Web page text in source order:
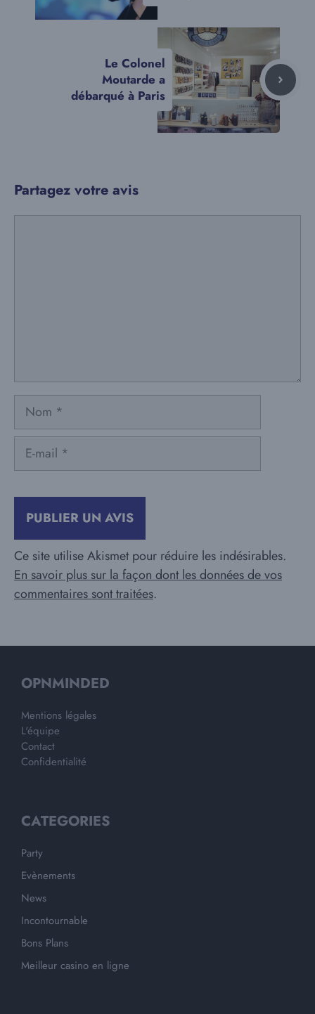
Le Colonel
Moutarde a
débarqué à Paris
Partagez votre avis
Nom
mail
Ce site utilise Akismet pour réduire les indésirables.
En savoir plus sur la façon dont les données de vos
commentaires sont traitées.
OPNMINDED
Mentions légales
L'équipe
Contact
Confidentialité
CATEGORIES
Party
Evènements
News
Incontournable
Bons Plans
Meilleur casino en ligne